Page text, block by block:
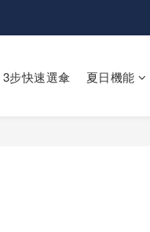
3步快速選傘 夏日機能